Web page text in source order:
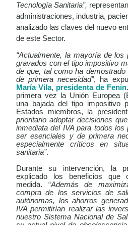
Tecnología Sanitaria”,
administraciones, industria,
analizado las claves del nuevo
de este Sector.
“Actualmente, la mayoría de
gravados con el tipo impositivo
de que, tal como ha
de primera necesidad”, ha
María Vila, presidenta de Fenin
primera vez la Unión Europea
una bajada del tipo impositivo
Estados miembros, la
prioritario adoptar decisiones
inmediata del IVA para todos
ser esenciales y de primera
especialmente críticos en
sanitaria”.
Durante su intervención, la
explicado los beneficios que
medida. “Además de
compra de los servicios de
autónomas, los ahorros
IVA permitirían realizar las
nuestro Sistema Nacional de